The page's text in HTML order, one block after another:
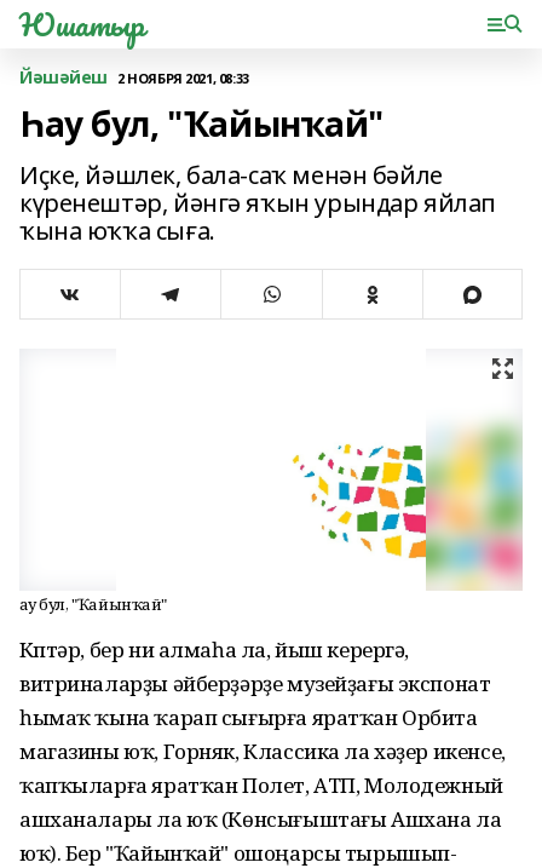
Юшатыр
Йәшәйеш 2 НОЯБРЯ 2021, 08:33
Һау бул, "Ҡайынҡай"
Иҫке, йәшлек, бала-саҡ менән бәйле
күренештәр, йәнгә яҡын урындар яйлап
ҡына юҡҡа сыға.
Һау бул, "Ҡайынҡай"
Күптәр, бер ни алмаһа ла, йыш керергә,
витриналарҙы әйберҙәрҙе музейҙағы экспонат
һымаҡ ҡына ҡарап сығырға яратҡан Орбита
магазины юҡ, Горняк, Классика ла хәҙер икенсе,
ҡапҡыларға яратҡан Полет, АТП, Молодежный
ашханалары ла юҡ (Көнсығыштағы Ашхана ла
юҡ). Бер "Ҡайынҡай" ошоңарсы тырышып-